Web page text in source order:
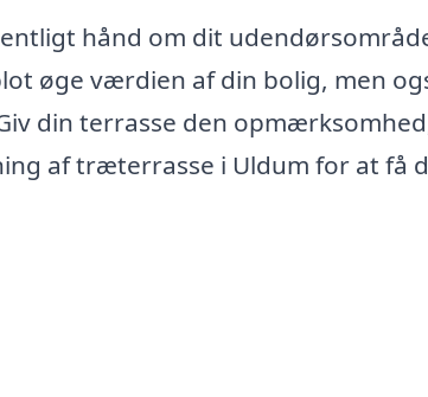
hånd om dit
øge værdien af din bolig, men
din terrasse den
af træterrasse i Uldum for at få